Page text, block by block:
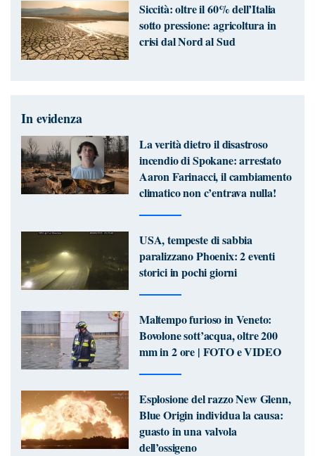
Siccità: oltre il 60% dell’Italia
sotto pressione: agricoltura in
crisi dal Nord al Sud
In evidenza
La verità dietro il disastroso
incendio di Spokane: arrestato
Aaron Farinacci, il cambiamento
climatico non c’entrava nulla!
USA, tempeste di sabbia
paralizzano Phoenix: 2 eventi
storici in pochi giorni
Maltempo furioso in Veneto:
Bovolone sott’acqua, oltre 200
mm in 2 ore | FOTO e VIDEO
Esplosione del razzo New Glenn,
Blue Origin individua la causa:
guasto in una valvola
dell’ossigeno